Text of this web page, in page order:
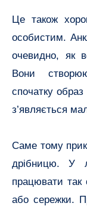
Це також
особистим.
очевидно, як
Вони
спочатку
з’являється
Саме тому
дрібницю. У
працювати так
або сережки.